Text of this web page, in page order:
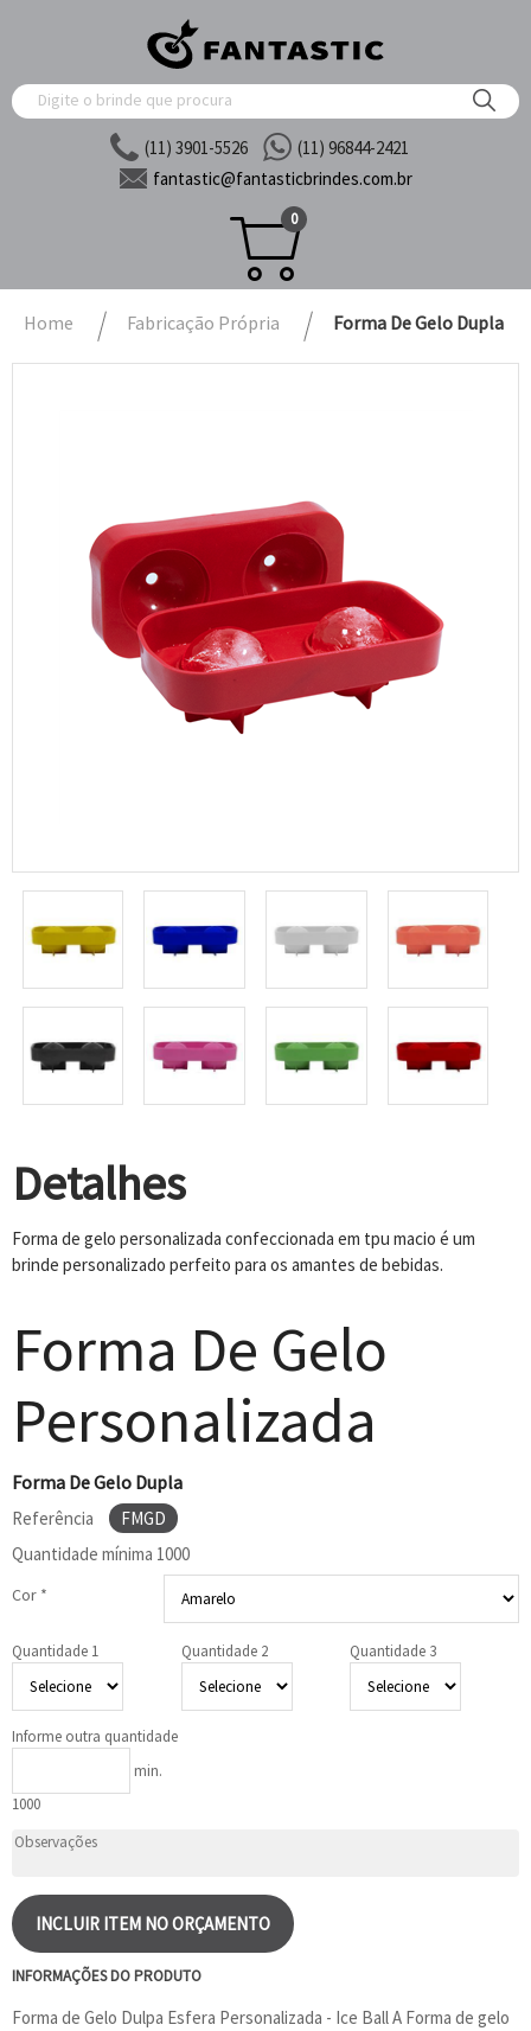
(11) 3901-5526
(11) 96844-2421
fantastic@fantasticbrindes.com.br
0
Home Fabricação Própria Forma De Gelo Dupla
Detalhes
Forma de gelo personalizada confeccionada em tpu macio é um
brinde personalizado perfeito para os amantes de bebidas.
Forma De Gelo
Personalizada
Forma De Gelo Dupla
Referência
FMGD
Quantidade mínima 1000
Cor *
Quantidade 1 Quantidade 2 Quantidade 3
Informe outra quantidade
min.
1000
INCLUIR ITEM NO ORÇAMENTO
INFORMAÇÕES DO PRODUTO
Forma de Gelo Dulpa Esfera Personalizada - Ice Ball A Forma de gelo